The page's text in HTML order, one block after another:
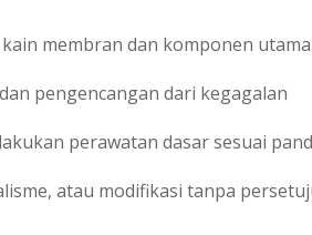
membran dan komponen utama
pengencangan dari kegagalan
perawatan dasar sesuai
atau modifikasi tanpa